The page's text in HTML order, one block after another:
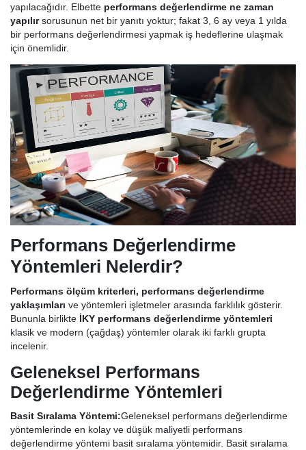
yapılacağıdır. Elbette performans değerlendirme ne zaman
yapılırsorusunun net bir yanıtı yoktur; fakat 3, 6 ay veya 1 yılda
bir performans değerlendirmesi yapmak iş hedeflerine ulaşmak
için önemlidir.
Performans Değerlendirme
Yöntemleri Nelerdir?
Performans ölçüm kriterleri, performans değerlendirme
yaklaşımları ve yöntemleri işletmeler arasında farklılık gösterir.
Bununla birlikte İKY performans değerlendirme yöntemleri
klasik ve modern (çağdaş) yöntemler olarak iki farklı grupta
incelenir.
Geleneksel Performans
Değerlendirme Yöntemleri
Basit Sıralama Yöntemi:Geleneksel performans değerlendirme
yöntemlerinde en kolay ve düşük maliyetli performans
değerlendirme yöntemi basit sıralama yöntemidir. Basit sıralama